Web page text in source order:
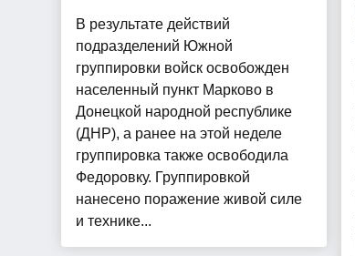
В результате действий
подразделений Южной
группировки войск освобожден
населенный пункт Марково в
Донецкой народной республике
(ДНР), а ранее на этой неделе
группировка также освободила
Федоровку. Группировкой
нанесено поражение живой силе
и технике...